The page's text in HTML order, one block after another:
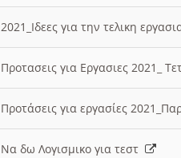
2021_Ιδεες για την τελικη
Προτασεις για Εργασιες 2021_
Προτάσεις για εργασίες
Να δω Λογισμικο για τεστ